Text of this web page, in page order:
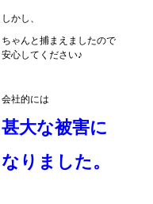
しかし、
ちゃんと捕まえましたので
安心してください♪
会社的には
甚大な被害に
なりました。